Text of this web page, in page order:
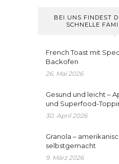
BEI UNS FINDEST
SCHNELLE
French Toast mit
Backofen
26. Mai 2026
Gesund und leicht –
und Superfood-
30. April 2026
Granola –
selbstgemacht
9. März 2026